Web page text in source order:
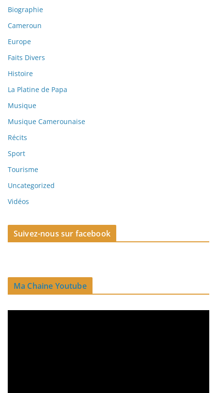
Biographie
Cameroun
Europe
Faits Divers
Histoire
La Platine de Papa
Musique
Musique Camerounaise
Récits
Sport
Tourisme
Uncategorized
Vidéos
Suivez-nous sur facebook
Ma Chaine Youtube